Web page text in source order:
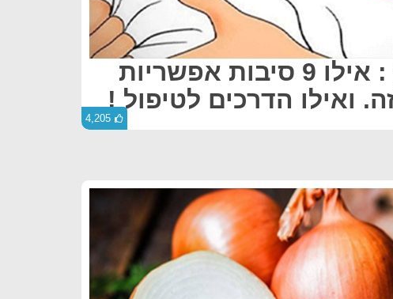
הזעת לילה : אילו 9 סיבות אפשריות
ואילו הדרכים לטיפול !
4,205